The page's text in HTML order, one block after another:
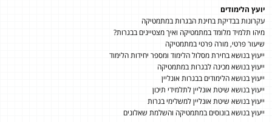
יועץ הלימודים
עקרונות בבדיקת בחינת הבגרות במתמטיקה
מיהו תלמיד מלומד במתמטיקה ואיך מצטיינים בבגרות?
שיעור פרטי, מורה פרטי במתמטיקה
ייעוץ בנושא בחירת מסלול הלימוד ומספר יחידות הלימוד
ייעוץ בנושא מכינה לבגרות במתמטיקה
ייעוץ בנושא הלימודים בבגרות אונליין
ייעוץ בנושא שיטת אונליין לתלמידי תיכון
ייעוץ בנושא שיטת אונליין למשלימי בגרות
ייעוץ בנושא בונוסים במתמטיקה והשלמת שאלונים